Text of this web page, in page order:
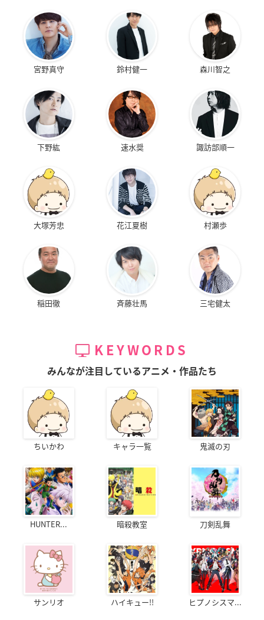
宮野真守 鈴村健一 森川智之
下野紘 速水奨 諏訪部順一
大塚芳忠 花江夏樹 村瀬歩
稲田徹 斉藤壮馬 三宅健太
KEYWORDS
みんなが注目しているアニメ・作品たち
ちいかわ キャラ一覧 鬼滅の刃
HUNTER... 暗殺教室 刀剣乱舞
サンリオ ハイキュー!! ヒプノシスマ...